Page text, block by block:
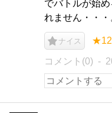
でバトルが始
れません・・・
ナイス ★12
コメント(0)